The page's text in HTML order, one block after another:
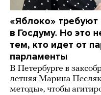
«Яблоко» требуют
в Госдуму. Но это
тем, кто идет от
парламенты
В Петербурге в
летняя Марина
методы», чтобы